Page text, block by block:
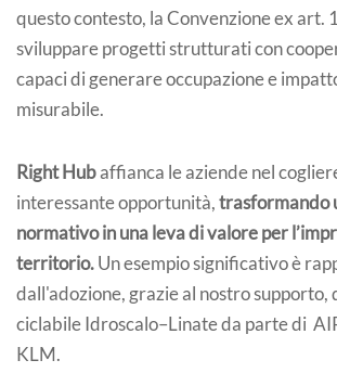
questo contesto, la Convenzione ex art.
sviluppare progetti strutturati con
capaci di generare occupazione e
misurabile.
Right Hubaffianca le aziende nel
interessante opportunità, trasformando
normativo in una leva di valore per
territorio. Un esempio significativo è
dall'adozione, grazie al nostro supporto,
ciclabile Idroscalo–Linate da parte di
KLM.